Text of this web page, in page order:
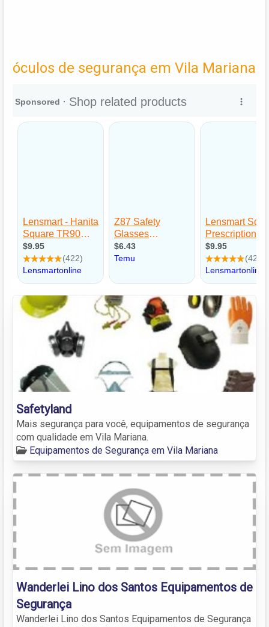
óculos de segurança em Vila Mariana
Safetyland
Mais segurança para você, equipamentos de segurança
com qualidade em Vila Mariana.
Equipamentos de Segurança em Vila Mariana
Wanderlei Lino dos Santos Equipamentos de
Segurança
Wanderlei Lino dos Santos Equipamentos de Segurança